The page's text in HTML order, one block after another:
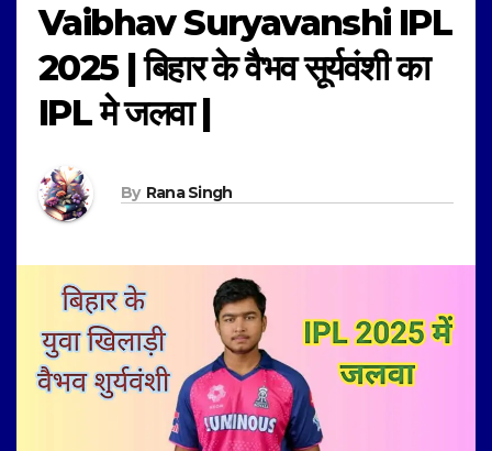
Vaibhav Suryavanshi IPL
2025 | बिहार के वैभव सूर्यवंशी का
IPL मे जलवा |
By Rana Singh